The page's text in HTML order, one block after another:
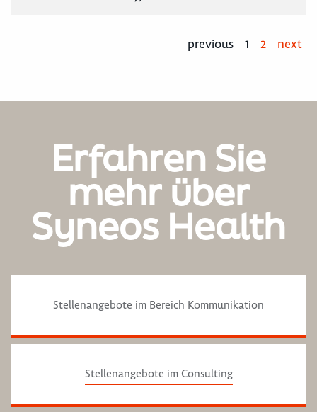
previous 1 2 next
Erfahren Sie
mehr über
Syneos Health
Stellenangebote im Bereich Kommunikation
Stellenangebote im Consulting